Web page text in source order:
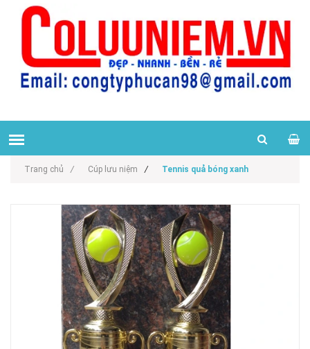
Trang chủ / Cúp lưu niệm / Tennis quả bóng xanh